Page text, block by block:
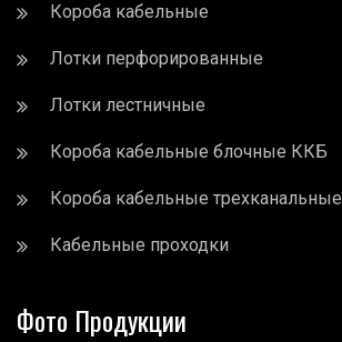
Короба кабельные
Лотки перфорированные
Лотки лестничные
Короба кабельные блочные ККБ
Короба кабельные трехканальные
Кабельные проходки
Фото Продукции